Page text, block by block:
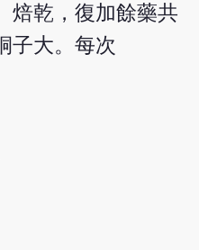
焙乾，復加餘藥共
子大。每次